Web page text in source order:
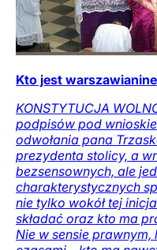
Kto jest
KONSTYTUCJA
podpisów pod
odwołania pana
prezydenta stolicy, a
bezsensownych, ale
charakterystycznych
nie tylko wokół tej
składać oraz kto ma
Nie w sensie